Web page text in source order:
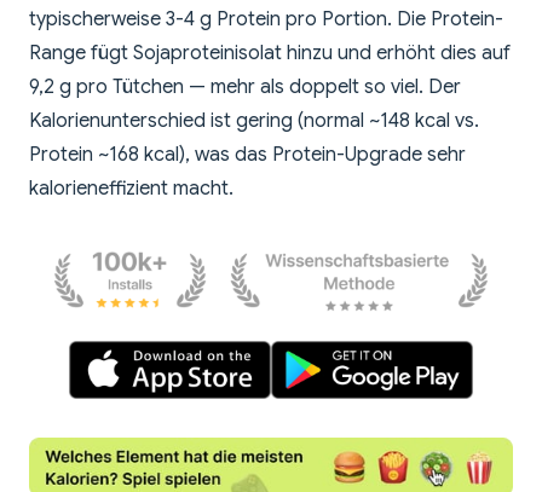
typischerweise 3-4 g Protein pro Portion. Die Protein-
Range fügt Sojaproteinisolat hinzu und erhöht dies auf
9,2 g pro Tütchen — mehr als doppelt so viel. Der
Kalorienunterschied ist gering (normal ~148 kcal vs.
Protein ~168 kcal), was das Protein-Upgrade sehr
kalorieneffizient macht.